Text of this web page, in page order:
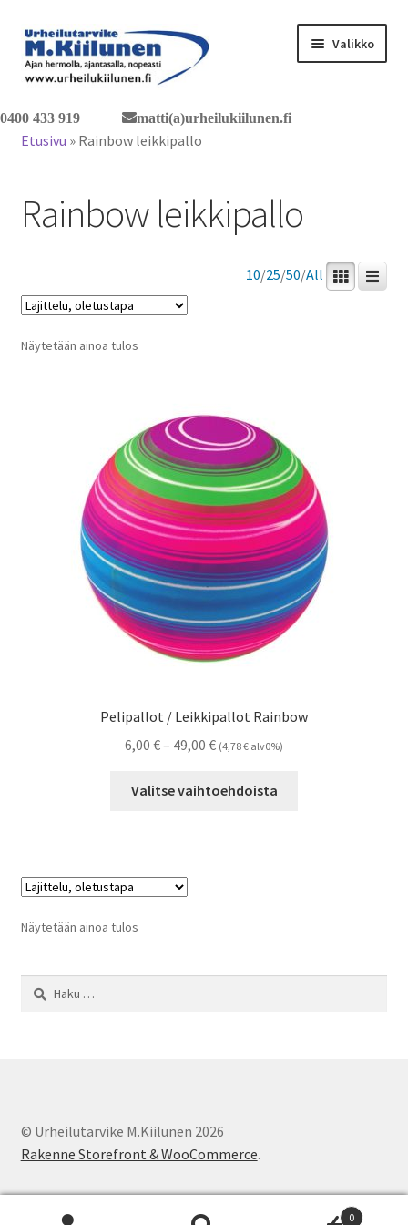
0400 433 919 matti(a)urheilukiilunen.fi
Siirry
navigointiin
Siirry
sisältöön
Valikko
Tervetuloa verkkokauppaan
Yhteystiedot
Etusivu » Rainbow leikkipallo
Rainbow leikkipallo
10/25/50/All
Näytetään ainoa tulos
Pelipallot / Leikkipallot Rainbow
6,00 €– 49,00 €Hintaluokka:
-
(4,78€ alv0%)
Valitse vaihtoehdoista
Näytetään ainoa tulos
Haku:
© Urheilutarvike M.Kiilunen 2026
Rakenne Storefront & WooCommerce.
0